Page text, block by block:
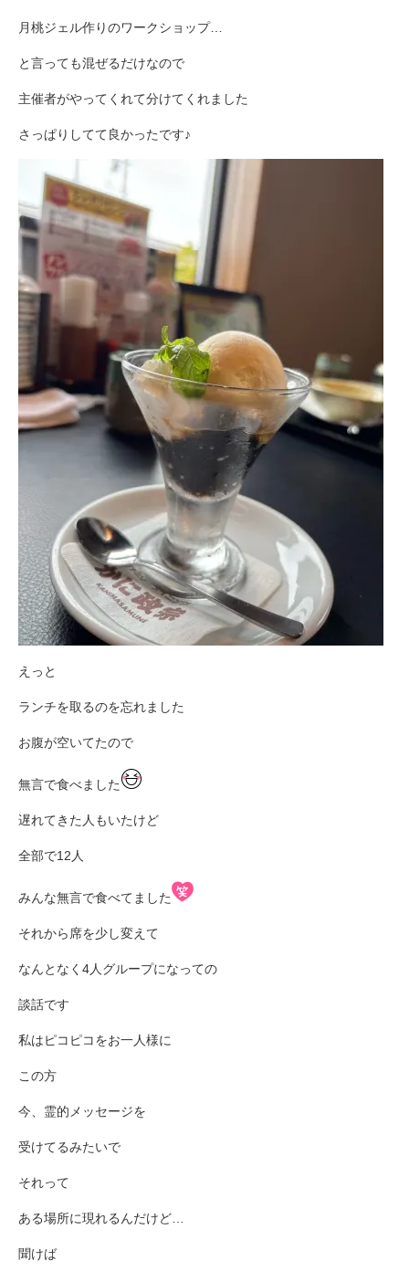
月桃ジェル作りのワークショップ…
と言っても混ぜるだけなので
主催者がやってくれて分けてくれました
さっぱりしてて良かったです♪
えっと
ランチを取るのを忘れました
お腹が空いてたので
無言で食べました
遅れてきた人もいたけど
全部で12人
みんな無言で食べてました
それから席を少し変えて
なんとなく4人グループになっての
談話です
私はピコピコをお一人様に
この方
今、霊的メッセージを
受けてるみたいで
それって
ある場所に現れるんだけど…
聞けば